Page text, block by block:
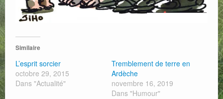
Similaire
L’esprit sorcier
octobre 29, 2015
Dans "Actualité"
Tremblement de terre en
Ardèche
novembre 16, 2019
Dans "Humour"